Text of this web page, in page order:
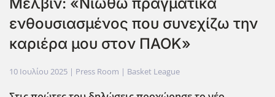
ενθουσιασμένος που συνεχίζω την
καριέρα μου στον ΠΑΟΚ»
10 Ιουλίου 2025 | Press Room | Basket League